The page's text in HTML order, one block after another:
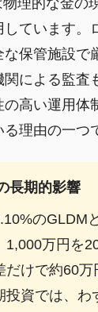
理的な金の
しています。
保管施設で
による監査
高い運用体
理由の一つ
長期的影響
のGLDM
1,000万円を
だけで約60万
投資では、わ